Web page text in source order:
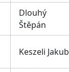
Dlouhý
Štěpán
Keszeli Jakub